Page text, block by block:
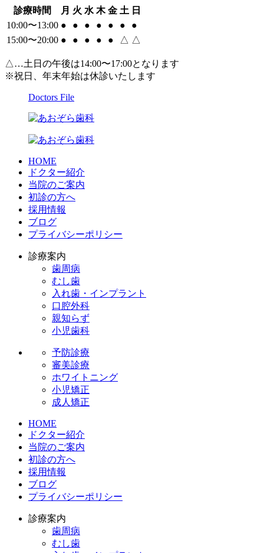
診療時間 月 火 水 木 金 土 日
10:00〜13:00 ● ● ● ● ● ●
●
15:00〜20:00 ● ● ● ● ● △ △
△…土日の午後は14:00〜17:00となります
※祝日、年末年始は休診いたします
Doctors File
HOME
ドクター紹介
当院のご案内
初診の方へ
採用情報
ブログ
プライバシーポリシー
診療案内
歯周病
むし歯
入れ歯・インプラント
口腔外科
親知らず
小児歯科
予防診療
審美診療
ホワイトニング
小児矯正
成人矯正
HOME
ドクター紹介
当院のご案内
初診の方へ
採用情報
ブログ
プライバシーポリシー
診療案内
歯周病
むし歯